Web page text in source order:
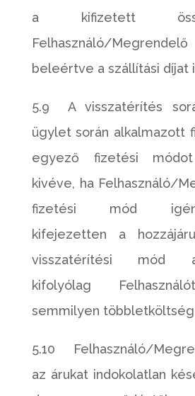
a kifizetett
Felhasználó/
beleértve a szállítási díjat
5.9 A visszatérítés
ügylet során alkalmazott
egyező fizetési módot
kivéve, ha Felhasználó/
fizetési mód
kifejezetten a
visszatérítési mód
kifolyólag
semmilyen
5.10 Felhasználó/
az árukat indokolatlan